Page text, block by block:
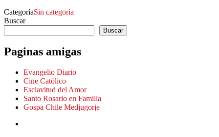
CategoríaSin categoría
Buscar
Buscar
Paginas amigas
Evangelio Diario
Cine Católico
Esclavitud del Amor
Santo Rosario en Familia
Gospa Chile Medjugorje